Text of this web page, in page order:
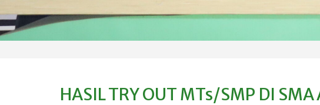
HASIL TRY OUT MTs/SMP DI